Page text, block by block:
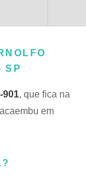
SP
901, que fica na
em